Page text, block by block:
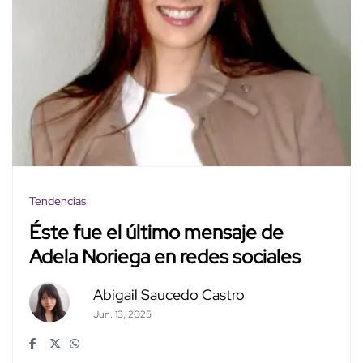
Tendencias
Éste fue el último mensaje de
Adela Noriega en redes sociales
Abigail Saucedo Castro
Jun. 13, 2025